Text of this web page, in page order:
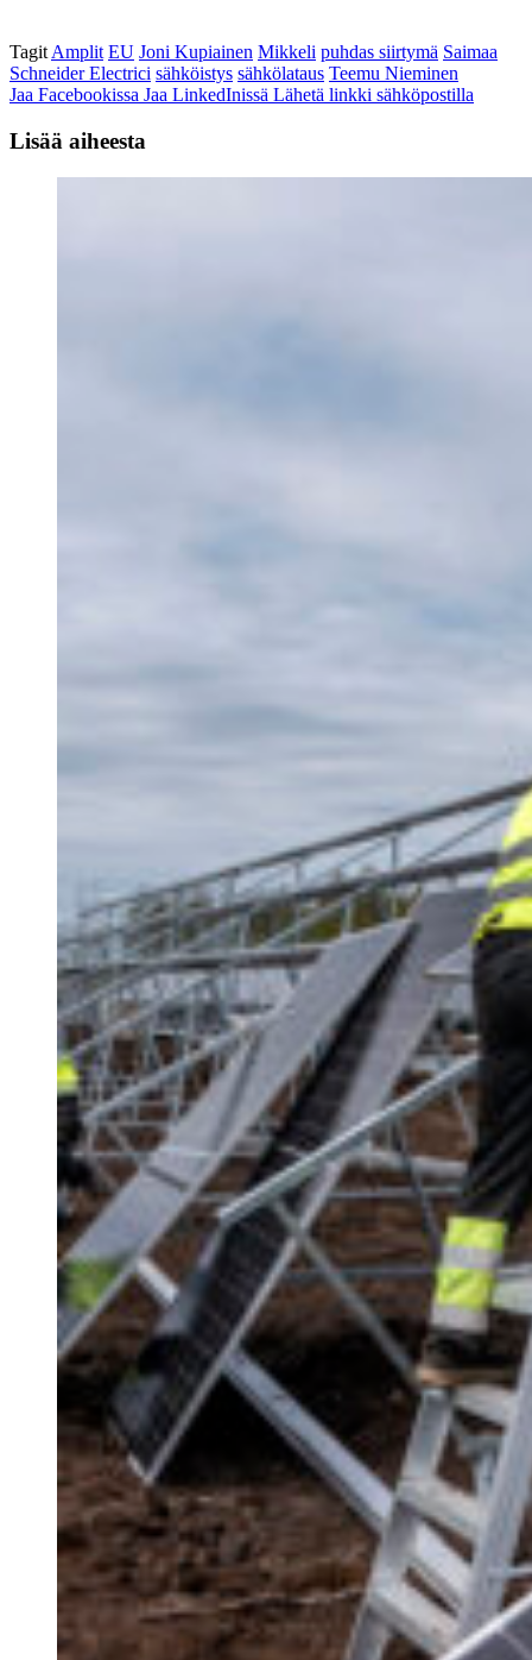
Tagit Amplit EU Joni Kupiainen Mikkeli puhdas siirtymä Saimaa
Schneider Electrici sähköistys sähkölataus Teemu Nieminen
Jaa Facebookissa Jaa LinkedInissä Lähetä linkki sähköpostilla
Lisää aiheesta